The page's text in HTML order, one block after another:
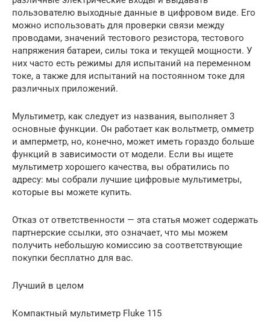
пользователю выходные данные в цифровом виде. Его
можно использовать для проверки связи между
проводами, значений тестового резистора, тестового
напряжения батареи, силы тока и текущей мощности. У
них часто есть режимы для испытаний на переменном
токе, а также для испытаний на постоянном токе для
различных приложений.
Мультиметр, как следует из названия, выполняет 3
основные функции. Он работает как вольтметр, омметр
и амперметр, но, конечно, может иметь гораздо больше
функций в зависимости от модели. Если вы ищете
мультиметр хорошего качества, вы обратились по
адресу: мы собрали лучшие цифровые мультиметры,
которые вы можете купить.
Отказ от ответственности — эта статья может содержать
партнерские ссылки, это означает, что мы можем
получить небольшую комиссию за соответствующие
покупки бесплатно для вас.
Лучший в целом
Компактный мультиметр Fluke 115